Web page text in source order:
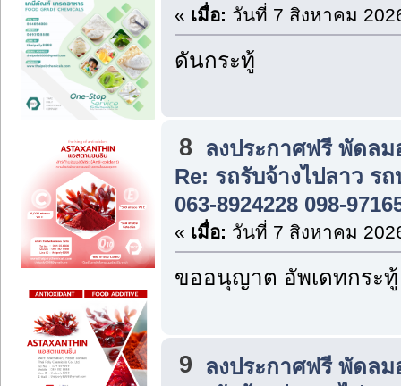
« เมื่อ: วันที่ 7 สิงหาคม
ดันกระทู้
8 ลงประกาศฟรี พัดล
Re: รถรับจ้างไปลาว ร
063-8924228 098-
« เมื่อ: วันที่ 7 สิงหาคม
ขออนุญาต อัพเดทกระทู้
9
ลงประกาศฟรี พัดล